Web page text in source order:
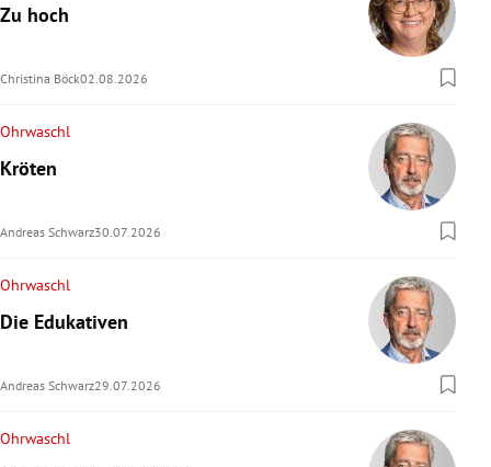
Zu hoch
Christina Böck02.08.2026
Ohrwaschl
Kröten
Andreas Schwarz30.07.2026
Ohrwaschl
Die Edukativen
Andreas Schwarz29.07.2026
Ohrwaschl